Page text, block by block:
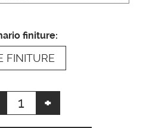
finiture:
FINITURE
Specchi
decorativi
+